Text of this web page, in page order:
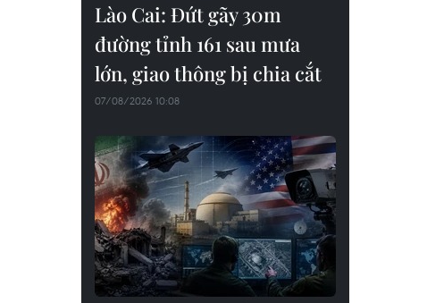
Lào Cai: Đứt gãy 30m
đường tỉnh 161 sau mưa
lớn, giao thông bị chia cắt
07/08/2026 10:08